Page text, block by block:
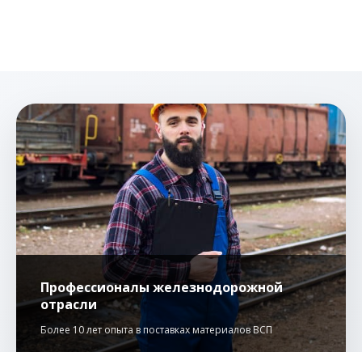
Профессионалы железнодорожной
отрасли
Более 10 лет опыта в поставках материалов ВСП